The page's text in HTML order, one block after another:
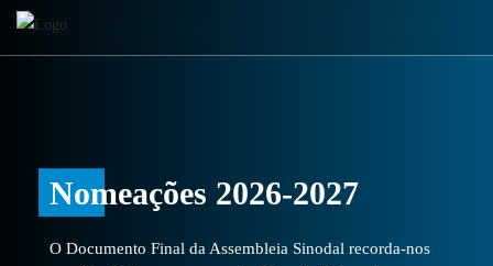
Nomeações 2026-2027
O Documento Final da Assembleia Sinodal recorda-nos